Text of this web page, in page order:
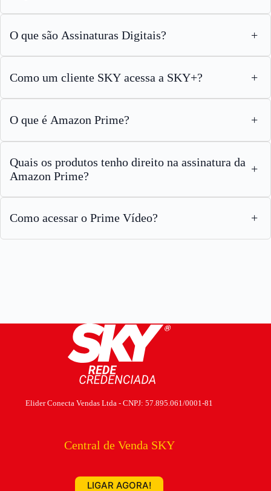
O que são Assinaturas Digitais? +
Como um cliente SKY acessa a SKY+? +
O que é Amazon Prime? +
Quais os produtos tenho direito na assinatura da
Amazon Prime?
+
Como acessar o Prime Vídeo? +
Elider Conecta Vendas Ltda - CNPJ: 57.895.061/0001-81
Central de Venda SKY
LIGAR AGORA!